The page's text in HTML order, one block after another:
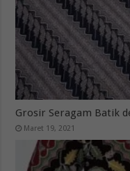
Grosir Seragam Batik
Maret 19, 2021